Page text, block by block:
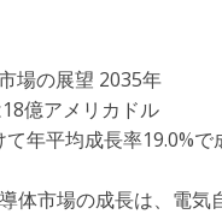
場の展望 2035年
億アメリカドル
年平均成長率19.0%
体市場の成長は、電